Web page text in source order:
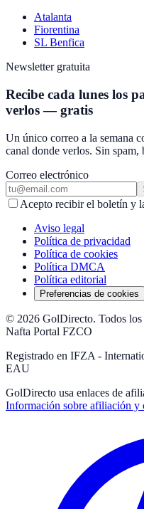
Atalanta
Fiorentina
SL Benfica
Newsletter gratuita
Recibe cada lunes los
verlos — gratis
Un único correo a la semana
canal donde verlos. Sin spam,
Correo electrónico
Acepto recibir el boletín y
Aviso legal
Política de privacidad
Política de cookies
Política DMCA
Política editorial
Preferencias de cookies
© 2026 GolDirecto. Todos los
Nafta Portal FZCO
Registrado en IFZA -
EAU
GolDirecto usa enlaces de
Información sobre afiliación y